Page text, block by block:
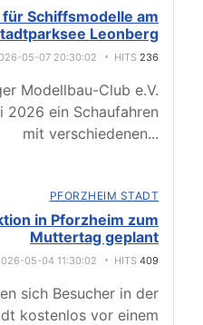
Schiffsmodelle am
Leonberg
05-07 20:30:02 HITS 236
Modellbau-Club e.V.
2026 ein Schaufahren
mit verschiedenen...
PFORZHEIM STADT
in Pforzheim zum
Muttertag geplant
05-04 11:30:02 HITS 409
sich Besucher in der
kostenlos vor einem